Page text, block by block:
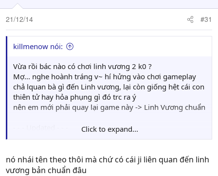
21/12/14 #31
killmenow nói:
Vừa rồi bác nào có chơi linh vương 2 k0 ?
Mợ... nghe hoành tráng v~ hí hửng vào chơi gameplay
chả lquan bà gì đến Linh vương, lại còn giống hệt cái con
thiên tử hay hỏa phụng gì đó trc ra ý
nên em mới phải quay lại game này -> Linh Vương chuẩn
Mợ... nghe hoành tráng v~ hí hửng vào chơi gameplay
chả lquan bà gì đến Linh vương, lại còn giống hệt cái con
Click to expand...
nó nhái tên theo thôi mà chứ có cái ji liên quan đến linh
vương bản chuẩn đâu